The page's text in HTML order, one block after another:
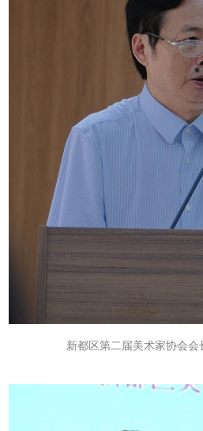
新都区第二届美术家协会会